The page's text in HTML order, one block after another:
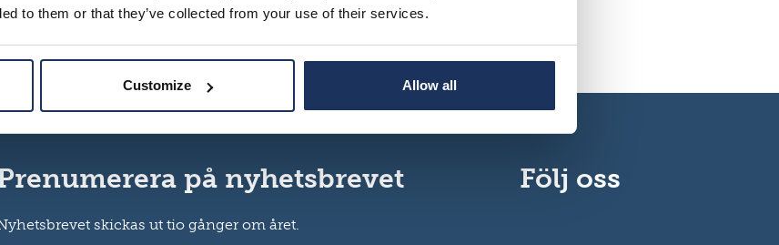
to them or that they’ve collected from your use of their services.
Customize Allow all
i kontakt med arkivarie Jarno Heinilä: jarno.heinila@migrationinstitute.fi.
orsakar.
på nyhetsbrevet
skickas ut tio gånger om året.
Följ oss